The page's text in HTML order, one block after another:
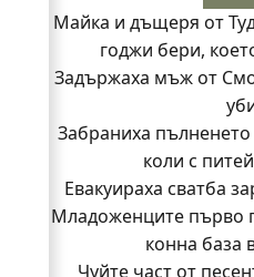
Майка и дъщеря от
годжи бери,
Задържаха мъж от
Забраниха
коли с
Евакуираха сватба
Младоженците първо
конна база
Чуйте част от